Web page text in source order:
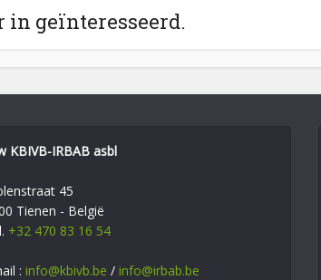
in geïnteresseerd.
KBIVB-IRBAB asbl
45
Tienen - België
+32 470 83 16 54
: info@kbivb.be / info@irbab.be